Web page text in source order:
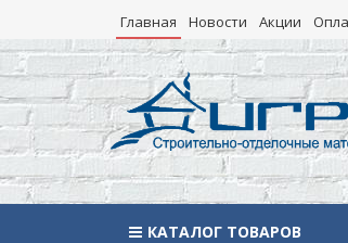
Главная Новости Акции
КАТАЛОГ ТОВАРОВ
Каталог товаров